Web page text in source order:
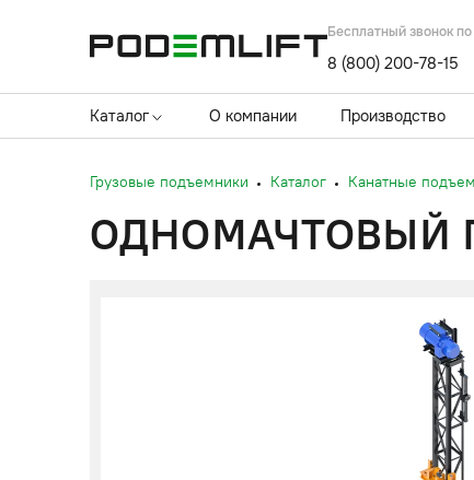
Бесплатный звонок
8 (800) 200-78-15
Каталог О компании Производство
Грузовые подъемники Каталог Канатные
ОДНОМАЧТОВЫЙ